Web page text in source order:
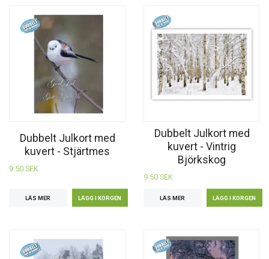
Dubbelt Julkort med
kuvert - Stjärtmes
9.50 SEK
LÄS MER
Dubbelt Julkort med
kuvert - Vintrig
Björkskog
9.50 SEK
LÄS MER